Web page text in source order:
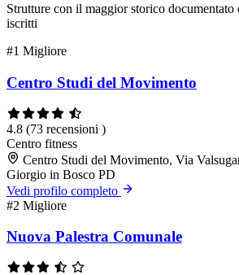
Strutture con il maggior storico
iscritti
#1 Migliore
Centro Studi del Movimento
4.8 (73 recensioni )
Centro fitness
Centro Studi del Movimento, Via
Giorgio in Bosco PD
Vedi profilo completo
#2 Migliore
Nuova Palestra Comunale